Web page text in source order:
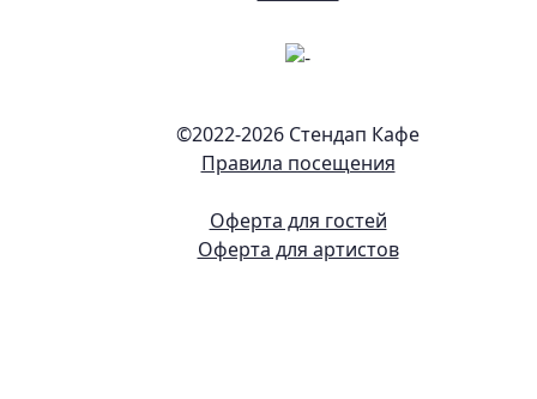
©2022-2026 Стендап Кафе
Правила посещения
Оферта для гостей
Оферта для артистов